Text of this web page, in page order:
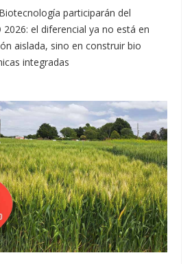
participarán del
2026: el diferencial ya no está en
aislada, sino en construir bio
integradas